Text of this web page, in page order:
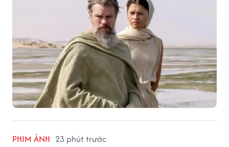
PHIM ẢNH 23 phút trước